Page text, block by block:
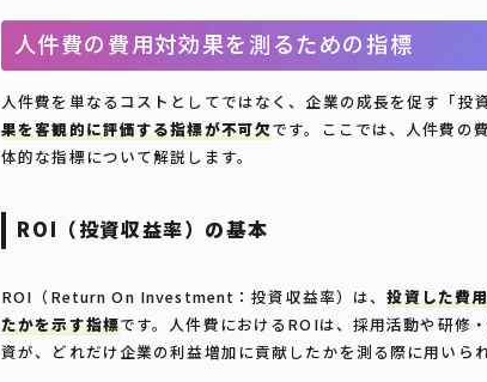
人件費の費用対効果を測るための指標
人件費を単なるコストとしてではなく、企業の成長を促す「投
果を客観的に評価する指標が不可欠です。ここでは、人件費の
体的な指標について解説します。
ROI（投資収益率）の基本
ROI（Return On Investment：投資収益率）は、投資した費
たかを示す指標です。人件費におけるROIは、採用活動や研修
資が、どれだけ企業の利益増加に貢献したかを測る際に用いられ